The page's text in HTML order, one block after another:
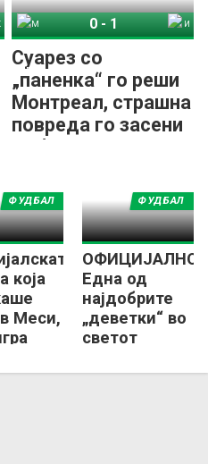
Суарез со
„паненка“ го реши
Монтреал, страшна
повреда го засени
дебито на
0-1
која
Меси,
ФУДБАЛ
ОФИЦИЈАЛНО:
Една од
најдобрите
„деветки“ во
светот
МЛС
ФУДБАЛ